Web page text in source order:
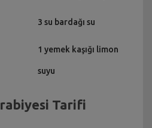
3 su bardağı su
1 yemek kaşığı limon
suyu
Tarifi